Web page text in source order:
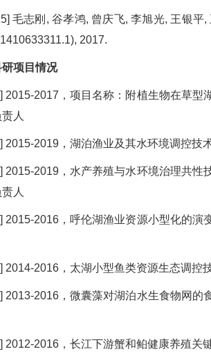
志刚, 谷孝鸿, 曾庆飞, 李旭光, 王银平,
2017.
项目情况
2017，项目名称：附植生物在草型
人
2019，湖泊渔业及其水环境调控技
2019，水产养殖与水环境治理共性
人
2016，呼伦湖渔业资源小型化的演
2016，太湖小型鱼类资源生态调控
2016，微囊藻对湖泊水生食物网的
2016，长江下游蟹和鲌健康养殖关